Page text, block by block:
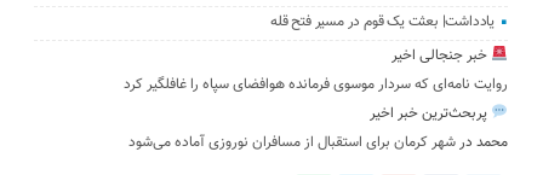
یادداشت| بعثت یک قوم در مسیر فتح قله
خبر جنجالی اخیر
روایت نامه‌ای که سردار موسوی فرمانده هوافضای سپاه را غافلگیر کرد
پربحث‌ترین خبر اخیر
محمد درشهر کرمان برای استقبال از مسافران نوروزی آماده می‌شود